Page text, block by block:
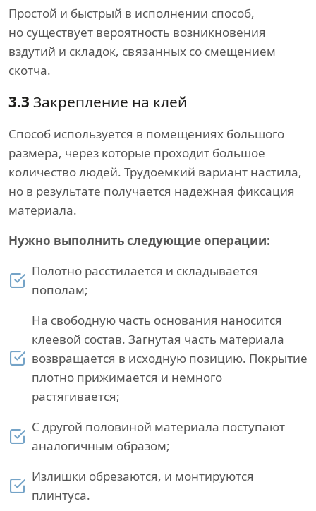
Простой и быстрый в исполнении способ,
но существует вероятность возникновения
вздутий и складок, связанных со смещением
скотча.
3.3 Закрепление на клей
Способ используется в помещениях большого
размера, через которые проходит большое
количество людей. Трудоемкий вариант настила,
но в результате получается надежная фиксация
материала.
Нужно выполнить следующие операции:
Полотно расстилается и складывается
пополам;
На свободную часть основания наносится
клеевой состав. Загнутая часть материала
возвращается в исходную позицию. Покрытие
плотно прижимается и немного
растягивается;
С другой половиной материала поступают
аналогичным образом;
Излишки обрезаются, и монтируются
плинтуса.